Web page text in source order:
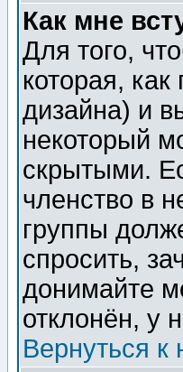
Как мне
Для того,
которая,
дизайна) и
некоторый
скрытыми.
членство в
группы
спросить,
донимайте
отклонён, у
Вернуться к